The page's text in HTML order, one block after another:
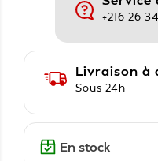
+216 26
Livraison à
Sous 24h
En stock